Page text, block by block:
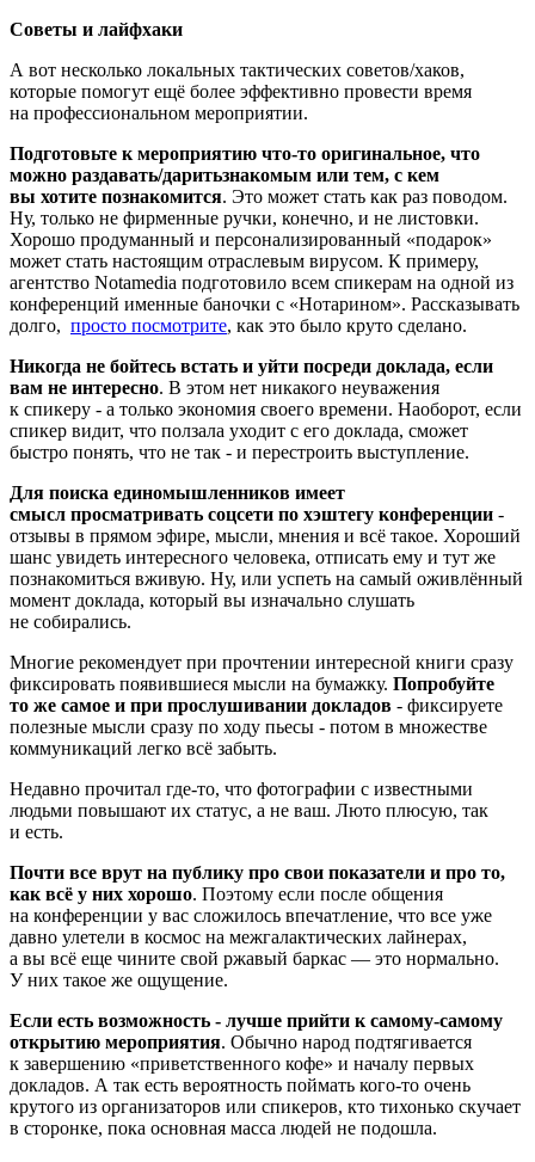
Советы и лайфхаки
А вот несколько локальных тактических советов/хаков,
которые помогут ещё более эффективно провести время
на профессиональном мероприятии.
Подготовьте к мероприятию что-то оригинальное, что
можно раздавать/даритьзнакомым или тем, с кем
вы хотите познакомится. Это может стать как раз поводом.
Ну, только не фирменные ручки, конечно, и не листовки.
Хорошо продуманный и персонализированный «подарок»
может стать настоящим отраслевым вирусом. К примеру,
агентство Notamedia подготовило всем спикерам на одной из
конференций именные баночки с «Нотарином». Рассказывать
долго, просто посмотрите, как это было круто сделано.
Никогда не бойтесь встать и уйти посреди доклада, если
вам не интересно. В этом нет никакого неуважения
к спикеру - а только экономия своего времени. Наоборот, если
спикер видит, что ползала уходит с его доклада, сможет
быстро понять, что не так - и перестроить выступление.
Для поиска единомышленников имеет
смысл просматривать соцсети по хэштегу конференции -
отзывы в прямом эфире, мысли, мнения и всё такое. Хороший
шанс увидеть интересного человека, отписать ему и тут же
познакомиться вживую. Ну, или успеть на самый оживлённый
момент доклада, который вы изначально слушать
не собирались.
Многие рекомендует при прочтении интересной книги сразу
фиксировать появившиеся мысли на бумажку. Попробуйте
то же самое и при прослушивании докладов - фиксируете
полезные мысли сразу по ходу пьесы - потом в множестве
коммуникаций легко всё забыть.
Недавно прочитал где-то, что фотографии с известными
людьми повышают их статус, а не ваш. Люто плюсую, так
и есть.
Почти все врут на публику про свои показатели и про то,
как всё у них хорошо. Поэтому если после общения
на конференции у вас сложилось впечатление, что все уже
давно улетели в космос на межгалактических лайнерах,
а вы всё еще чините свой ржавый баркас — это нормально.
У них такое же ощущение.
Если есть возможность - лучше прийти к самому-самому
открытию мероприятия. Обычно народ подтягивается
к завершению «приветственного кофе» и началу первых
докладов. А так есть вероятность поймать кого-то очень
крутого из организаторов или спикеров, кто тихонько скучает
в сторонке, пока основная масса людей не подошла.